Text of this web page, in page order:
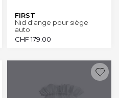
FIRST
Nid d'ange pour siège
auto
CHF179.00